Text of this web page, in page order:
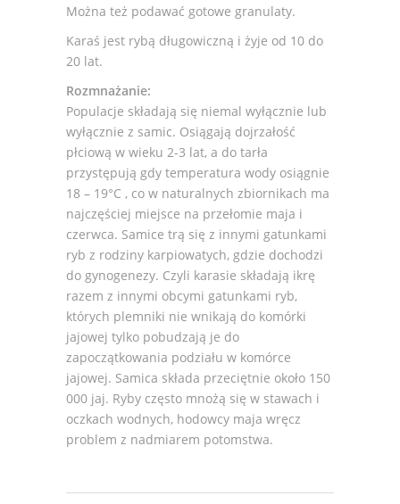
Można też podawać gotowe granulaty.
Karaś jest rybą długowiczną i żyje od 10 do
20 lat.
Rozmnażanie:
Populacje składają się niemal wyłącznie lub
wyłącznie z samic. Osiągają dojrzałość
płciową w wieku 2-3 lat, a do tarła
przystępują gdy temperatura wody osiągnie
18 – 19°C , co w naturalnych zbiornikach ma
najczęściej miejsce na przełomie maja i
czerwca. Samice trą się z innymi gatunkami
ryb z rodziny karpiowatych, gdzie dochodzi
do gynogenezy. Czyli karasie składają ikrę
razem z innymi obcymi gatunkami ryb,
których plemniki nie wnikają do komórki
jajowej tylko pobudzają je do
zapoczątkowania podziału w komórce
jajowej. Samica składa przeciętnie około 150
000 jaj. Ryby często mnożą się w stawach i
oczkach wodnych, hodowcy maja wręcz
problem z nadmiarem potomstwa.